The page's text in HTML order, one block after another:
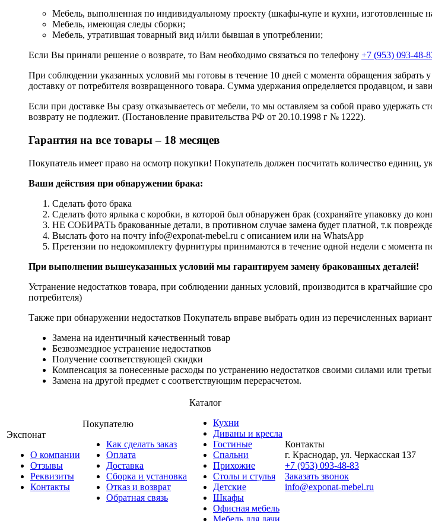
Мебель, выполненная по индивидуальному проекту (шкафы-купе и кухни, изготовленные
Мебель, имеющая следы сборки;
Мебель, утратившая товарный вид и/или бывшая в употреблении;
Если Вы приняли решение о возврате, то Вам необходимо связаться по телефону +7 (953) 093-48-
При соблюдении указанных условий мы готовы в течение 10 дней с момента обращения забрать
доставку от потребителя возвращенного товара. Сумма удержания определяется продавцом, и
Если при доставке Вы сразу отказываетесь от мебели, то мы оставляем за собой право удержать
возврату не подлежит. (Постановление правительства РФ от 20.10.1998 г № 1222).
Гарантия на все товары – 18 месяцев
Покупатель имеет право на осмотр покупки! Покупатель должен посчитать количество единиц,
Ваши действия при обнаружении брака:
Сделать фото брака
Сделать фото ярлыка с коробки, в которой был обнаружен брак (сохраняйте упаковку до
НЕ СОБИРАТЬ бракованные детали, в противном случае замена будет платной, т.к
Выслать фото на почту info@exponat-mebel.ru с описанием или на WhatsApp
Претензии по недокомплекту фурнитуры принимаются в течение одной недели с момента
При выполнении вышеуказанных условий мы гарантируем замену бракованных деталей!
Устранение недостатков товара, при соблюдении данных условий, производится в кратчайшие
потребителя)
Также при обнаружении недостатков Покупатель вправе выбрать один из перечисленных
Замена на идентичный качественный товар
Безвозмездное устранение недостатков
Получение соответствующей скидки
Компенсация за понесенные расходы по устранению недостатков своими силами или
Замена на другой предмет с соответствующим перерасчетом.
Экспонат
О компании
Отзывы
Реквизиты
Контакты
Покупателю
Как сделать заказ
Оплата
Доставка
Сборка и установка
Отказ и возврат
Обратная связь
Каталог
Кухни
Диваны и кресла
Гостиные
Спальни
Прихожие
Столы и стулья
Детские
Шкафы
Офисная мебель
Мебель для дачи
Контакты
г. Краснодар, ул. Черкасская 137
+7 (953) 093-48-83
Заказать звонок
info@exponat-mebel.ru